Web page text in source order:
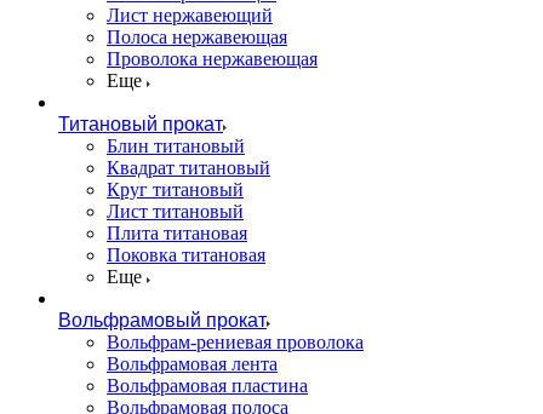
Лист нержавеющий
Полоса нержавеющая
Проволока нержавеющая
Еще
Титановый прокат
Блин титановый
Квадрат титановый
Круг титановый
Лист титановый
Плита титановая
Поковка титановая
Еще
Вольфрамовый прокат
Вольфрам-рениевая проволока
Вольфрамовая лента
Вольфрамовая пластина
Вольфрамовая полоса